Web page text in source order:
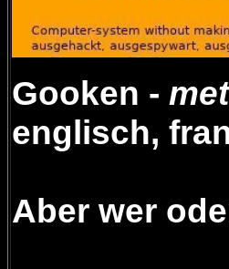
Gooken -
englisch,
Aber wer